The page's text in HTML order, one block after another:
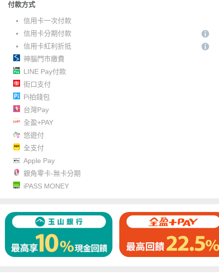
付款方式
信用卡一次付款
信用卡分期付款
信用卡紅利折抵
神腦門市繳費
LINE Pay付款
街口支付
Pi拍錢包
台灣Pay
全盈+PAY
悠遊付
全支付
Apple Pay
銀角零卡-無卡分期
iPASS MONEY